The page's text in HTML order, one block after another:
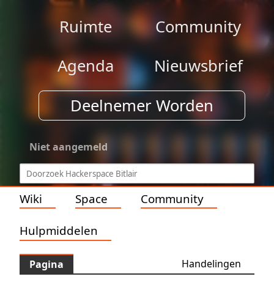
Ruimte
Community
Agenda
Nieuwsbrief
Deelnemer Worden
Niet aangemeld
Wiki Space Community
Hulpmiddelen
Pagina Handelingen